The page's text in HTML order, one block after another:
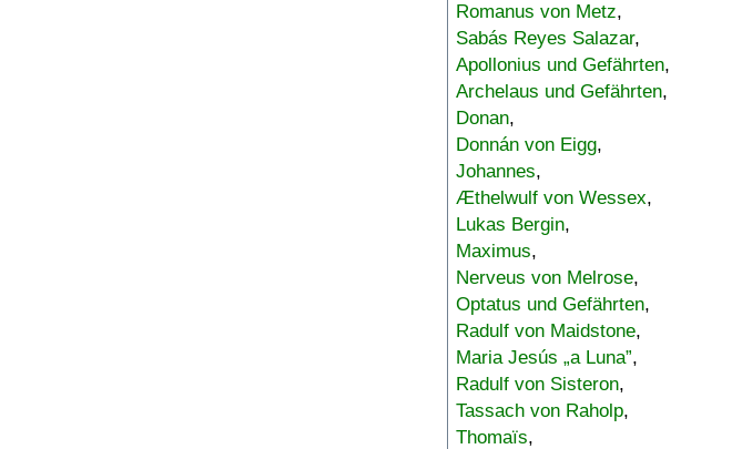
Romanus von Metz,
Sabás Reyes Salazar,
Apollonius und Gefährten,
Archelaus und Gefährten,
Donan,
Donnán von Eigg,
Johannes,
Æthelwulf von Wessex,
Lukas Bergin,
Maximus,
Nerveus von Melrose,
Optatus und Gefährten,
Radulf von Maidstone,
Maria Jesús „a Luna”,
Radulf von Sisteron,
Tassach von Raholp,
Thomaïs,